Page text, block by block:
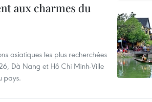
aux charmes du
asiatiques les plus recherchées
Dà Nang et Hô Chi Minh-Ville
pays.